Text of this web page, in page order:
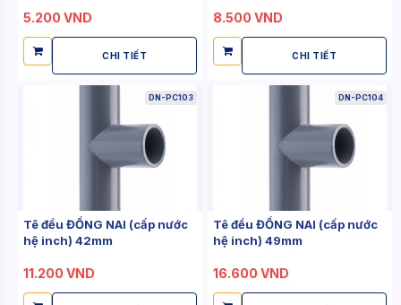
5.200 VND
CHI TIẾT
8.500 VND
CHI TIẾT
DN-PC103
Tê đều ĐỒNG NAI (cấp nước
hệ inch) 42mm
11.200 VND
DN-PC104
Tê đều ĐỒNG NAI (cấp nước
hệ inch) 49mm
16.600 VND